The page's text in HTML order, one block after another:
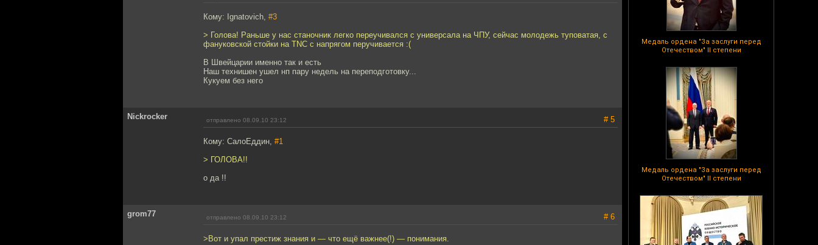
Медаль ордена "За заслуги перед
Отечеством" II степени
Медаль ордена "За заслуги перед
Отечеством" II степени
Кому: Ignatovich, #3
> Голова! Раньше у нас станочник легко переучивался с универсала на ЧПУ, сейчас молодежь туповатая, с
фануковской стойки на TNC с напрягом перучивается :(
В Швейцарии именно так и есть
Наш технишен ушел нп пару недель на переподготовку...
Кукуем без него
Nickrocker отправлено 08.09.10 23:12 # 5
Кому: СалоЕддин, #1
> ГОЛОВА!!
о да !!
grom77 отправлено 08.09.10 23:12 # 6
>Вот и упал престиж знания и — что ещё важнее(!) — понимания.